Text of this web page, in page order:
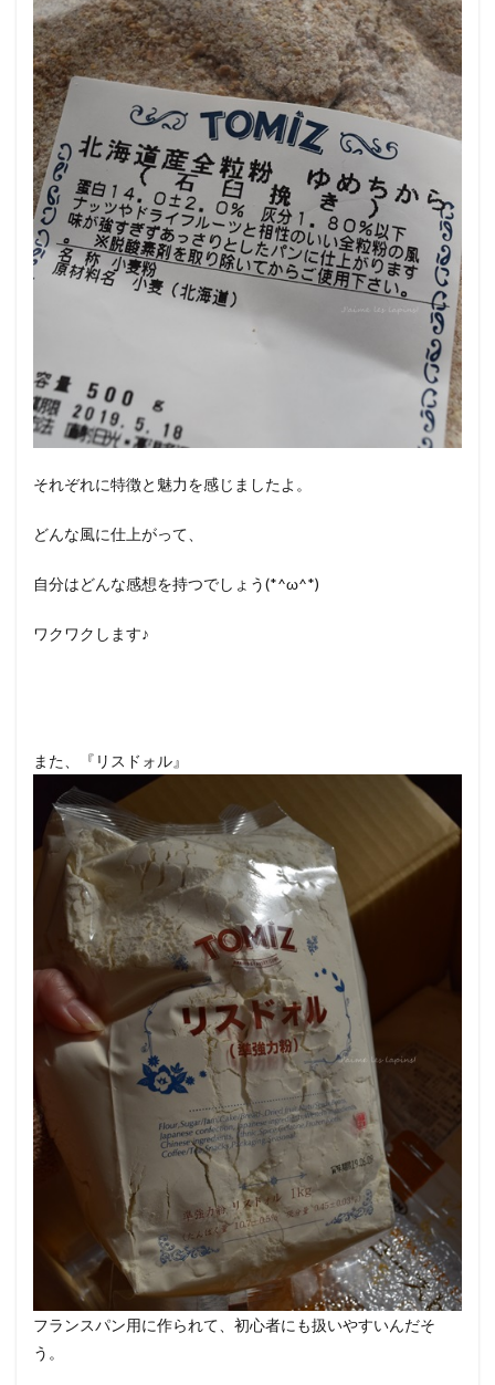
それぞれに特徴と魅力を感じましたよ。
どんな風に仕上がって、
自分はどんな感想を持つでしょう(*^ω^*)
ワクワクします♪
また、『リスドォル』
フランスパン用に作られて、初心者にも扱いやすいんだそ
う。